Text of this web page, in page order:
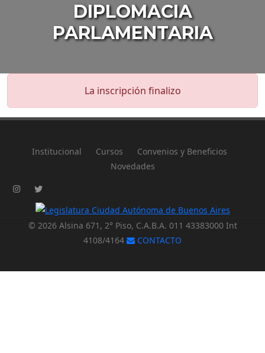
DIPLOMACIA
PARLAMENTARIA
La inscripción finalizo
Institucional Cursos
Convenios y Beneficios
Novedades
© 2026 Alsina 671, 2° Piso, C.A.B.A. 011 43383000 Int
4108/4164
CONTACTO